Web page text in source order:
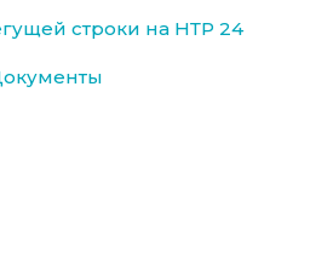
строки на НТР 24